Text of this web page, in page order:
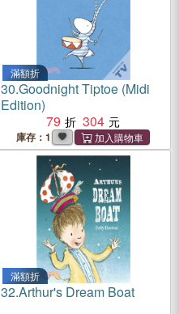
滿額折
30.Goodnight Tiptoe (Midi
Edition)
79
304
庫存：1
滿額折
32.Arthur's Dream Boat